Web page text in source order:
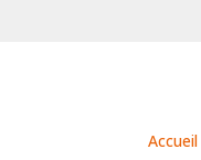
Accueil